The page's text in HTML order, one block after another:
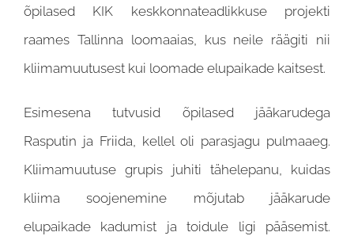
õpilased KIK keskkonnateadlikkuse projekti
raames Tallinna loomaaias, kus neile räägiti nii
kliimamuutusest kui loomade elupaikade kaitsest.
Esimesena tutvusid õpilased jääkarudega
Rasputin ja Friida, kellel oli parasjagu pulmaaeg.
Kliimamuutuse grupis juhiti tähelepanu, kuidas
kliima soojenemine mõjutab jääkarude
elupaikade kadumist ja toidule ligi pääsemist.